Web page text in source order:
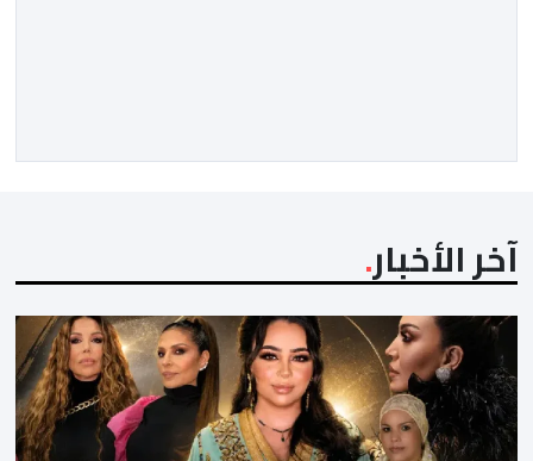
آخر الأخبار